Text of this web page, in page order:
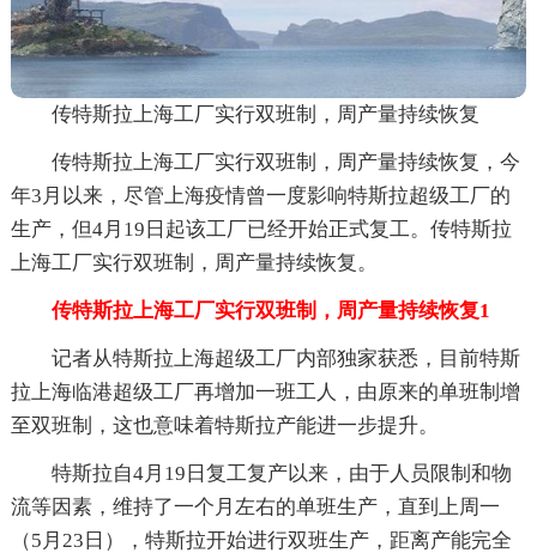
传特斯拉上海工厂实行双班制，周产量持续恢复
传特斯拉上海工厂实行双班制，周产量持续恢复，今
年3月以来，尽管上海疫情曾一度影响特斯拉超级工厂的
生产，但4月19日起该工厂已经开始正式复工。传特斯拉
上海工厂实行双班制，周产量持续恢复。
传特斯拉上海工厂实行双班制，周产量持续恢复1
记者从特斯拉上海超级工厂内部独家获悉，目前特斯
拉上海临港超级工厂再增加一班工人，由原来的单班制增
至双班制，这也意味着特斯拉产能进一步提升。
特斯拉自4月19日复工复产以来，由于人员限制和物
流等因素，维持了一个月左右的单班生产，直到上周一
（5月23日），特斯拉开始进行双班生产，距离产能完全